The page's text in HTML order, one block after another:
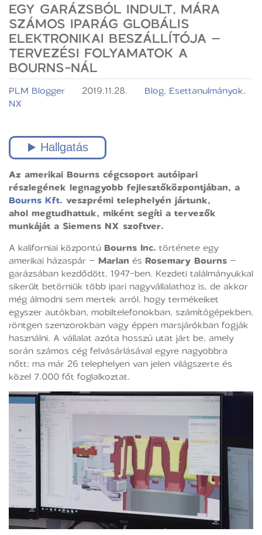
EGY GARÁZSBÓL INDULT, MÁRA
SZÁMOS IPARÁG GLOBÁLIS
ELEKTRONIKAI BESZÁLLÍTÓJA –
TERVEZÉSI FOLYAMATOK A
BOURNS-NÁL
PLM Blogger 2019.11.28. Blog, Esettanulmányok,
NX
Az amerikai Bourns cégcsoport autóipari
részlegének legnagyobb fejlesztőközpontjában, a
Bourns Kft. veszprémi telephelyén jártunk,
ahol megtudhattuk, miként segíti a tervezők
munkáját a Siemens NX szoftver.
A kaliforniai központú Bourns Inc. története egy
amerikai házaspár – Marlan és Rosemary Bourns –
garázsában kezdődött, 1947-ben. Kezdeti találmányukkal
sikerült betörniük több ipari nagyvállalathoz is, de akkor
még álmodni sem mertek arról, hogy termékeiket
egyszer autókban, mobiltelefonokban, számítógépekben,
röntgen szenzorokban vagy éppen marsjárókban fogják
használni. A vállalat azóta hosszú utat járt be, amely
során számos cég felvásárlásával egyre nagyobbra
nőtt; ma már 26 telephelyen van jelen világszerte és
közel 7.000 főt foglalkoztat.